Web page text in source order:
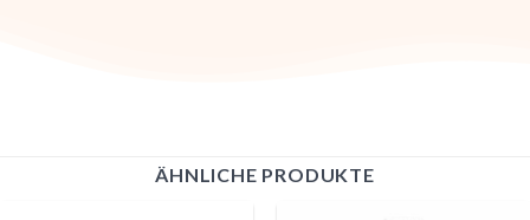
ÄHNLICHE PRODUKTE